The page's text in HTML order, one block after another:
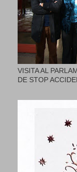
VISITA AL
DE STOP